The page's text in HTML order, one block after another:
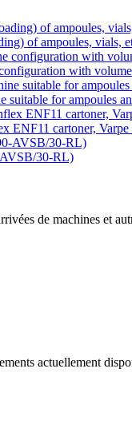
of ampoules, vials,
with
suitable for ampoules
cartoner,
30-RL)
de machines et
actuellement